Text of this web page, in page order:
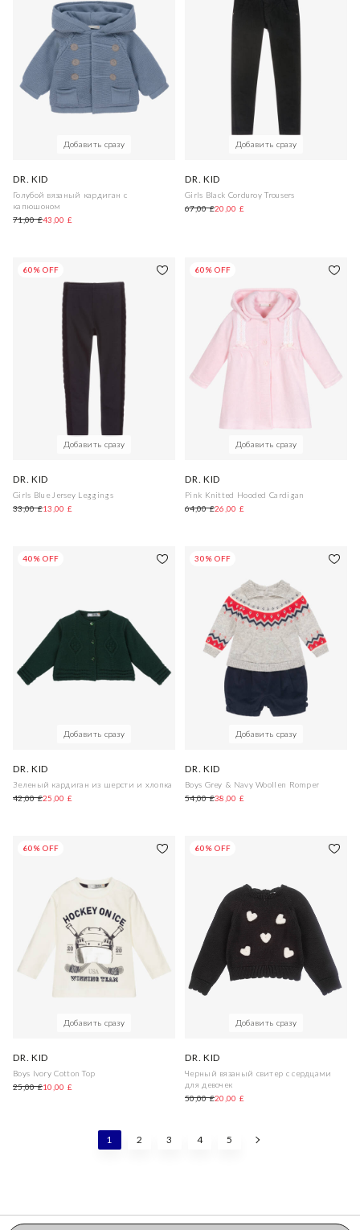
Добавить сразу
DR. KID
Голубой вязаный кардиган с
капюшоном
71,00 £43,00 £
Добавить сразу
DR. KID
Girls Black Corduroy Trousers
67,00 £20,00 £
60% OFF
Добавить сразу
DR. KID
Girls Blue Jersey Leggings
33,00 £13,00 £
60% OFF
Добавить сразу
DR. KID
Pink Knitted Hooded Cardigan
64,00 £26,00 £
40% OFF
Добавить сразу
DR. KID
Зеленый кардиган из шерсти и хлопка
42,00 £25,00 £
30% OFF
Добавить сразу
DR. KID
Boys Grey & Navy Woollen Romper
54,00 £38,00 £
60% OFF
Добавить сразу
DR. KID
Boys Ivory Cotton Top
25,00 £10,00 £
60% OFF
Добавить сразу
DR. KID
Черный вязаный свитер с сердцами
для девочек
50,00 £20,00 £
1 2 3 4 5